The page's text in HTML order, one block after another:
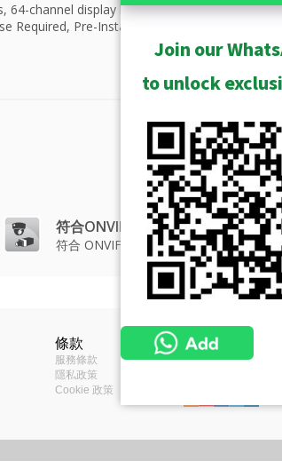
64-channel display layout, HDMI, DVI and
Pre-Installing VMS and CMS
符合ONVIF標準認證產品
符合 ONVIF 標準的 ACTi 攝影機清單
顯示已歸檔的
(400KB)條款
服務條款
隱私政策
Cookie 政策
Join our
to unlock